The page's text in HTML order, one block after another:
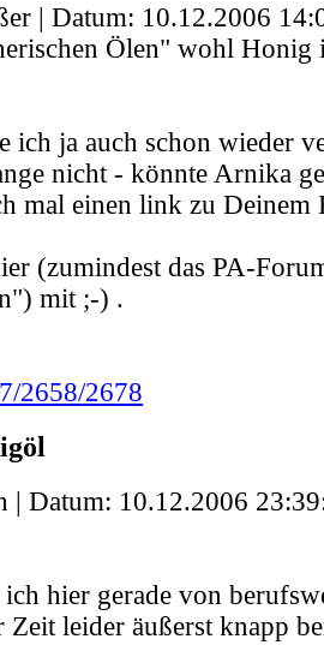
| Datum: 10.12.2006
Ölen" wohl
ich ja auch schon wieder
nicht - könnte Arnika
mal einen link zu Deinem
(zumindest das PA-
mit ;-) .
2658/2678
| Datum: 10.12.2006
ich hier gerade von
leider äußerst knapp